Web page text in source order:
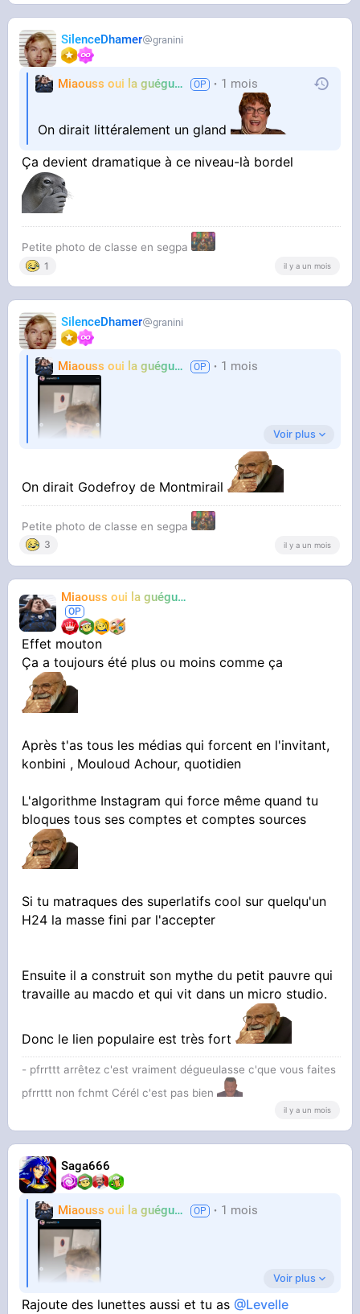
SilenceDhamer granini
Miaouss oui la guéguérre TF6 1 mois
On dirait littéralement un gland
Ça devient dramatique à ce niveau-là bordel
Petite photo de classe en segpa
1 il y a un mois
SilenceDhamer granini
Miaouss oui la guéguérre TF6 1 mois
C'est vraiment un délire
Voir plus
On dirait Godefroy de Montmirail
Petite photo de classe en segpa
3 il y a un mois
Miaouss oui la guéguérre
Effet mouton
Ça a toujours été plus ou moins comme ça
Après t'as tous les médias qui forcent en l'invitant,
konbini , Mouloud Achour, quotidien
L'algorithme Instagram qui force même quand tu
bloques tous ses comptes et comptes sources
Si tu matraques des superlatifs cool sur quelqu'un
H24 la masse fini par l'accepter
Ensuite il a construit son mythe du petit pauvre qui
travaille au macdo et qui vit dans un micro studio.
Donc le lien populaire est très fort
- pfrrttt arrêtez c'est vraiment dégueulasse c'que vous faites
pfrrttt non fchmt Cérél c'est pas bien
il y a un mois
Saga666
Miaouss oui la guéguérre TF6 1 mois
Voir plus
Rajoute des lunettes aussi et tu as@Levelle